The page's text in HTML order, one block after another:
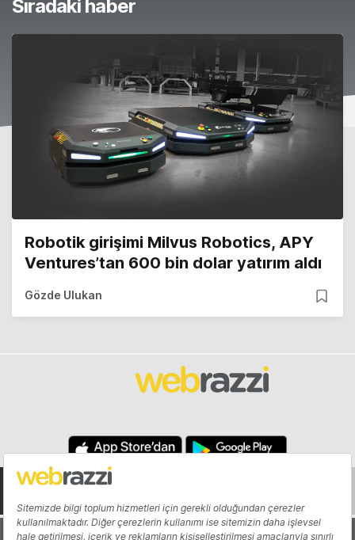
Sıradaki haber
Robotik girişimi Milvus Robotics, APY
Ventures’tan 600 bin dolar yatırım aldı
Gözde Ulukan